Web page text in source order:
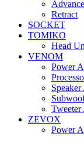
Retract
SOCKET
TOMIKO
Head
VENOM
Power
ZEVOX
Power